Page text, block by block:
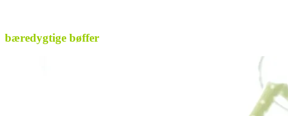
bæredygtige bøffer